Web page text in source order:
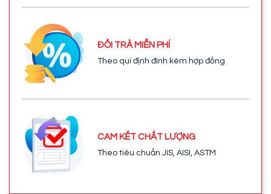
ĐỔI TRẢ MIỄN PHÍ
Theo qui định đính kèm hợp đồng
CAM KẾT CHẤT LƯỢNG
Theo tiêu chuẩn JIS, AISI, ASTM